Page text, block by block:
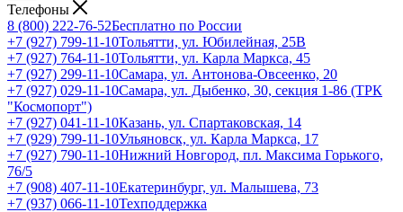
Телефоны
8 (800) 222-76-52Бесплатно по России
+7 (927) 799-11-10Тольятти, ул. Юбилейная, 25В
+7 (927) 764-11-10Тольятти, ул. Карла Маркса, 45
+7 (927) 299-11-10Самара, ул. Антонова-Овсеенко, 20
+7 (927) 029-11-10Самара, ул. Дыбенко, 30, секция 1-86 (ТРК
"Космопорт")
+7 (927) 041-11-10Казань, ул. Спартаковская, 14
+7 (929) 799-11-10Ульяновск, ул. Карла Маркса, 17
+7 (927) 790-11-10Нижний Новгород, пл. Максима Горького,
76/5
+7 (908) 407-11-10Екатеринбург, ул. Малышева, 73
+7 (937) 066-11-10Техподдержка